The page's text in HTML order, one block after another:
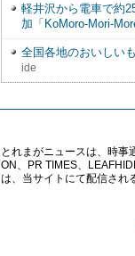
軽井沢から電車で約
加「KoMoro-Mori-
全国各地のおいしい
ide
とれまがニュースは、時
ON、PR TIMES、
は、当サイトにて配信され